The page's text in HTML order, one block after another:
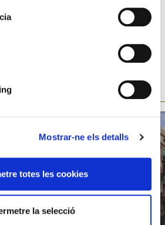
Mostrar-ne els detalls
totes les cookies
la selecció
INTERESSAR